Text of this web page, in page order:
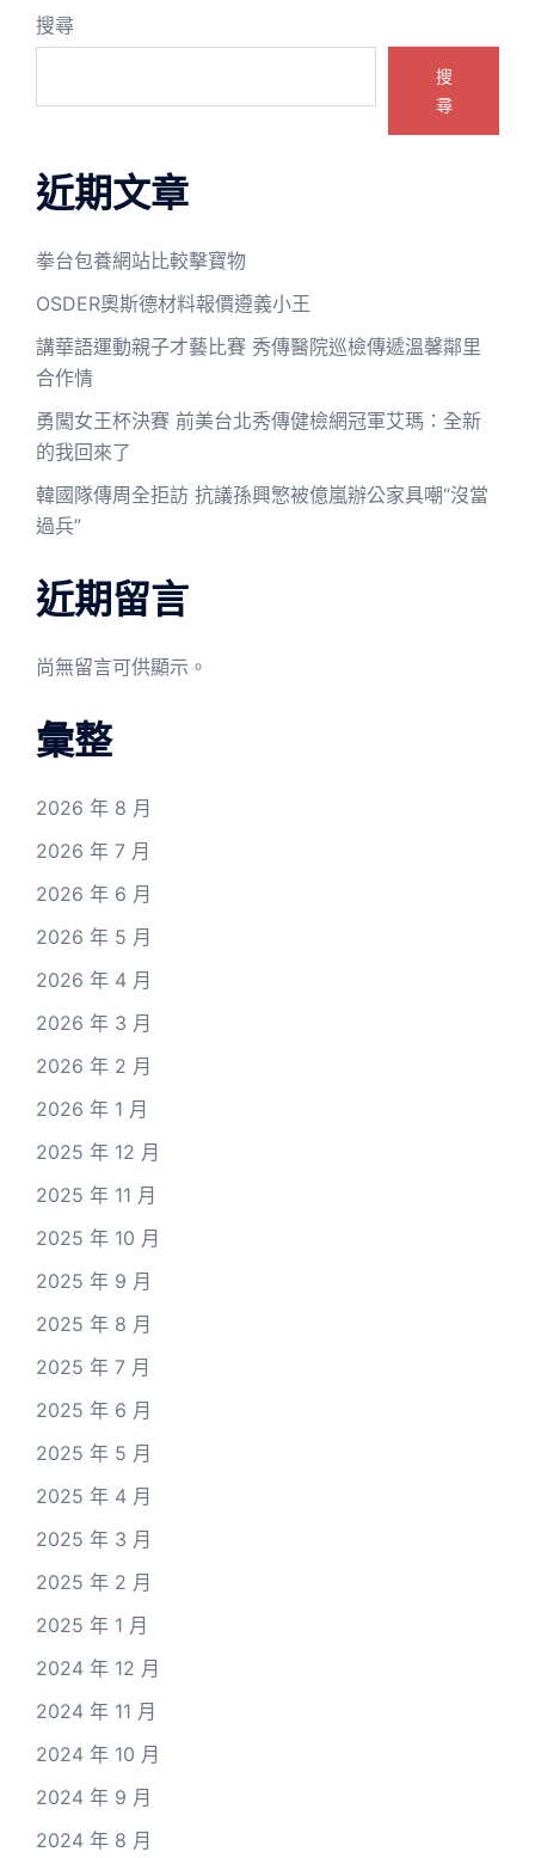
搜尋
搜
尋
近期文章
拳台包養網站比較擊寶物
OSDER奧斯德材料報價遵義小王
講華語運動親子才藝比賽 秀傳醫院巡檢傳遞溫馨鄰里
合作情
勇闖女王杯決賽 前美台北秀傳健檢網冠軍艾瑪：全新
的我回來了
韓國隊傳周全拒訪 抗議孫興慜被億嵐辦公家具嘲“沒當
過兵”
近期留言
尚無留言可供顯示。
彙整
2026 年 8 月
2026 年 7 月
2026 年 6 月
2026 年 5 月
2026 年 4 月
2026 年 3 月
2026 年 2 月
2026 年 1 月
2025 年 12 月
2025 年 11 月
2025 年 10 月
2025 年 9 月
2025 年 8 月
2025 年 7 月
2025 年 6 月
2025 年 5 月
2025 年 4 月
2025 年 3 月
2025 年 2 月
2025 年 1 月
2024 年 12 月
2024 年 11 月
2024 年 10 月
2024 年 9 月
2024 年 8 月